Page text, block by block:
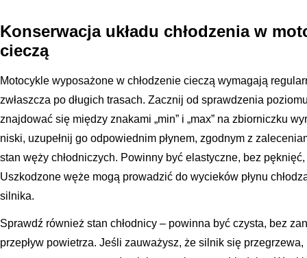
Konserwacja układu chłodzenia w
cieczą
Motocykle wyposażone w chłodzenie cieczą wymagają
zwłaszcza po długich trasach. Zacznij od sprawdzenia
znajdować się między znakami „min” i „max” na zbiorniczku
niski, uzupełnij go odpowiednim płynem, zgodnym z
stan węży chłodniczych. Powinny być elastyczne, bez
Uszkodzone węże mogą prowadzić do wycieków płynu
silnika.
Sprawdź również stan chłodnicy – powinna być czysta, bez
przepływ powietrza. Jeśli zauważysz, że silnik się